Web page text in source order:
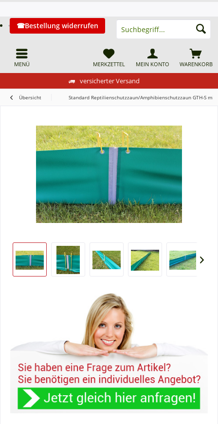
versicherter Versand
MENÜ
Bestellung widerrufen
WARENKORB
MERKZETTEL MEIN KONTO
Übersicht Standard Reptilienschutzzaun/Amphibienschutzzaun GTH-S mit